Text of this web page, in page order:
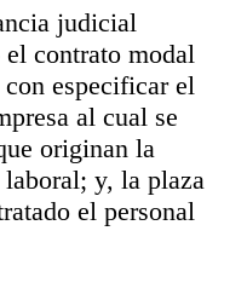
judicial
contrato modal
especificar el
al cual se
originan la
laboral; y, la plaza
el personal